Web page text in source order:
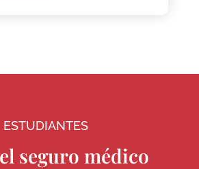
ESTUDIANTES
seguro médico